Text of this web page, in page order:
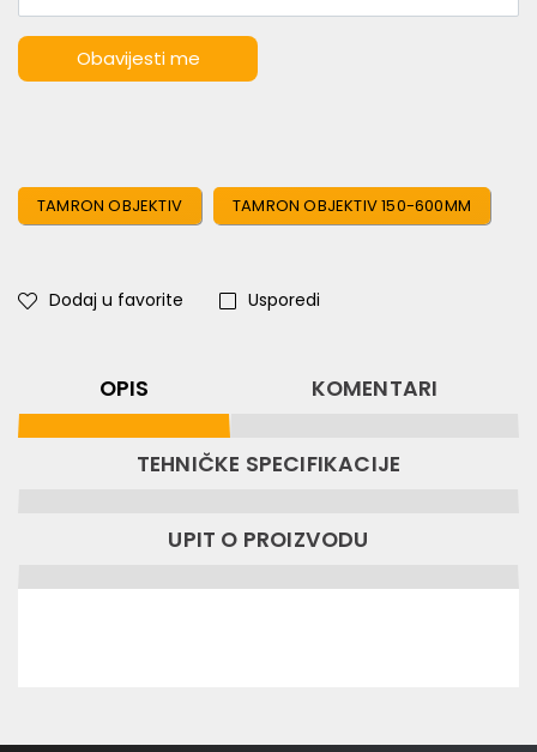
Obavijesti me
TAMRON OBJEKTIV TAMRON OBJEKTIV 150-600MM
Dodaj u favorite Usporedi
OPIS KOMENTARI
TEHNIČKE SPECIFIKACIJE
UPIT O PROIZVODU